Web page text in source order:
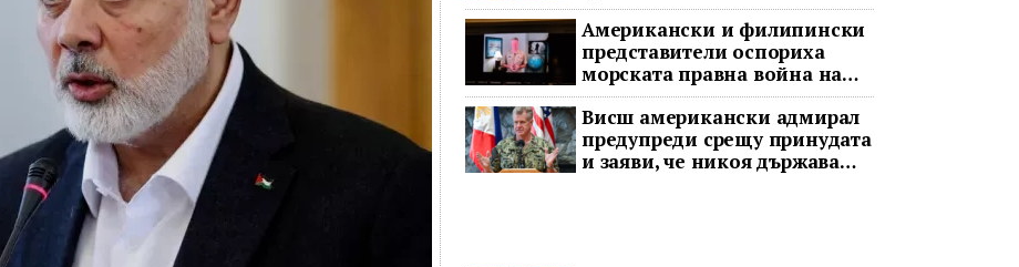
Американски и филипински
представители оспориха
морската правна война на
Пекин
Висш американски адмирал
предупреди срещу принудата
и заяви, че никоя държава